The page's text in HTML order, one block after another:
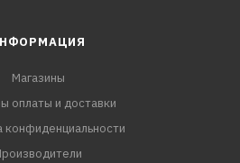
Магазины
оплаты и доставки
конфиденциальности